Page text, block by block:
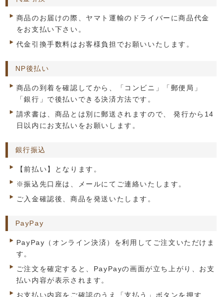
商品のお届けの際、ヤマト運輸のドライバーに商品代金
をお支払い下さい。
代金引換手数料はお客様負担でお願いいたします。
NP後払い
商品の到着を確認してから、「コンビニ」「郵便局」
「銀行」で後払いできる決済方法です。
請求書は、商品とは別に郵送されますので、 発行から14
日以内にお支払いをお願いします。
銀行振込
【前払い】となります。
※振込先口座は、メールにてご連絡いたします。
ご入金確認後、商品を発送いたします。
PayPay
PayPay（オンライン決済）を利用してご注文いただけま
す。
ご注文を確定すると、PayPayの画面が立ち上がり、お支
払い内容が表示されます。
お支払い内容をご確認のうえ「支払う」ボタンを押す